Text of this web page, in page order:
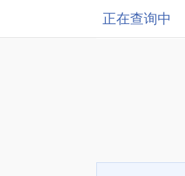
正在查询中